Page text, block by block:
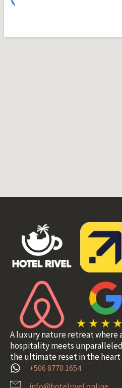
A luxury nature retreat where
hospitality meets
the ultimate reset in the heart
+506 8770 1654